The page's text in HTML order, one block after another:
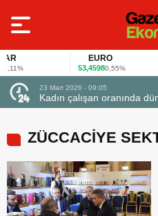
EURO
53,45980,55%
23 Mart 2026 - 09:05
Kadın çalışan oranında
ZÜCCACİYE